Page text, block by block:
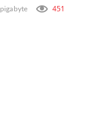
c
pigabyte 451